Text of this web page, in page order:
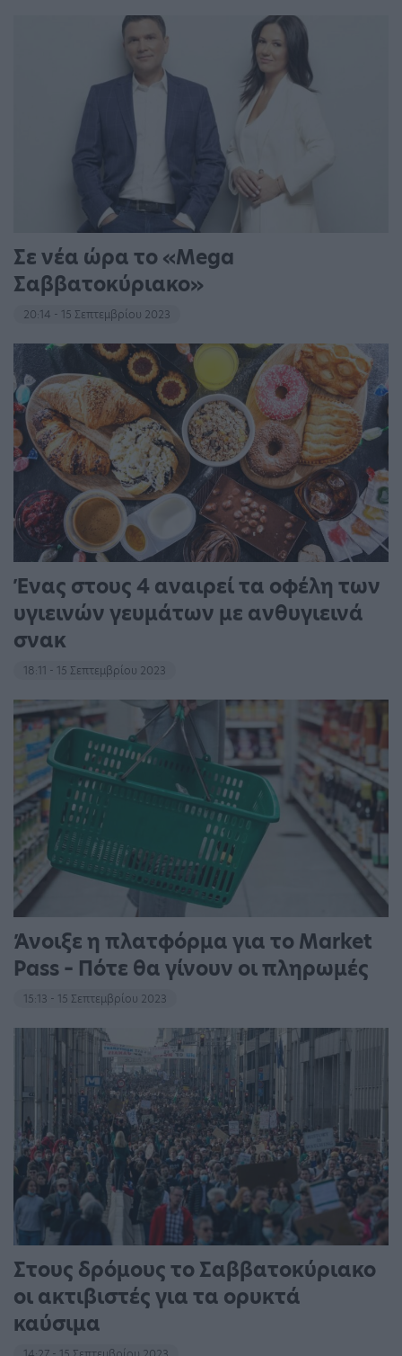
Σε νέα ώρα το «Mega
Σαββατοκύριακο»
20:14 - 15 Σεπτεμβρίου 2023
Ένας στους 4 αναιρεί τα οφέλη των
υγιεινών γευμάτων με ανθυγιεινά
σνακ
18:11 - 15 Σεπτεμβρίου 2023
Άνοιξε η πλατφόρμα για το Market
Pass – Πότε θα γίνουν οι πληρωμές
15:13 - 15 Σεπτεμβρίου 2023
Στους δρόμους το Σαββατοκύριακο
οι ακτιβιστές για τα ορυκτά
καύσιμα